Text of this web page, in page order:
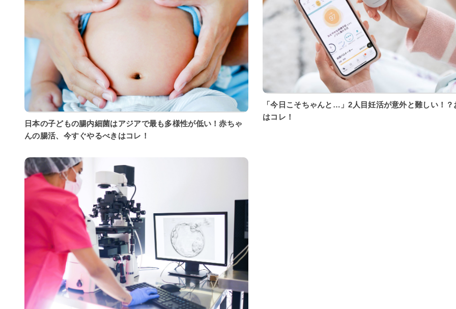
日本の子どもの腸内細菌はアジアで最も多様性が低い！赤ちゃ
んの腸活、今すぐやるべきはコレ！
「今日こそちゃんと…」2人目妊活が意外と難しい！？
はコレ！